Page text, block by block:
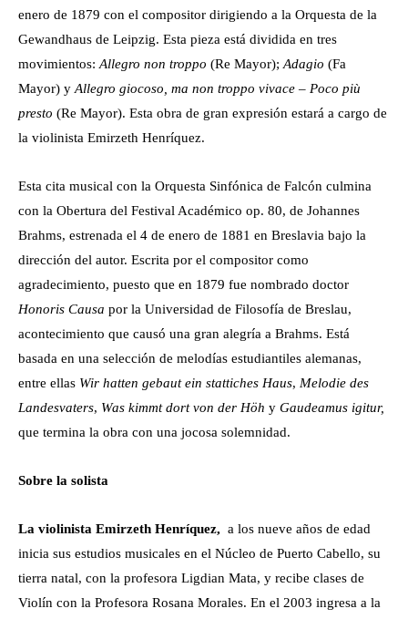
enero de 1879 con el compositor dirigiendo a la Orquesta de la
Gewandhaus de Leipzig. Esta pieza está dividida en tres
movimientos: Allegro non troppo (Re Mayor); Adagio (Fa
Mayor) y Allegro giocoso, ma non troppo vivace – Poco più
presto (Re Mayor). Esta obra de gran expresión estará a cargo de
la violinista Emirzeth Henríquez.
Esta cita musical con la Orquesta Sinfónica de Falcón culmina
con la Obertura del Festival Académico op. 80, de Johannes
Brahms, estrenada el 4 de enero de 1881 en Breslavia bajo la
dirección del autor. Escrita por el compositor como
agradecimiento, puesto que en 1879 fue nombrado doctor
Honoris Causa por la Universidad de Filosofía de Breslau,
acontecimiento que causó una gran alegría a Brahms. Está
basada en una selección de melodías estudiantiles alemanas,
entre ellas Wir hatten gebaut ein stattiches Haus, Melodie des
Landesvaters, Was kimmt dort von der Höh y Gaudeamus igitur,
que termina la obra con una jocosa solemnidad.
Sobre la solista
La violinista Emirzeth Henríquez, a los nueve años de edad
inicia sus estudios musicales en el Núcleo de Puerto Cabello, su
tierra natal, con la profesora Ligdian Mata, y recibe clases de
Violín con la Profesora Rosana Morales. En el 2003 ingresa a la